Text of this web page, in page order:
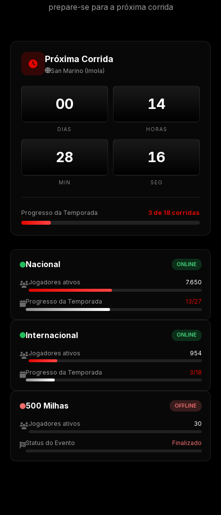
prepare-se para a próxima corrida
Próxima Corrida
San Marino (Imola)
00
DIAS
14
HORAS
28
MIN
15
SEG
Progresso da Temporada 3 de 18 corridas
Nacional ONLINE
Jogadores ativos 7.650
Progresso da Temporada 13/27
Internacional ONLINE
Jogadores ativos 954
Progresso da Temporada 3/18
500 Milhas OFFLINE
Jogadores ativos 30
Status do Evento Finalizado